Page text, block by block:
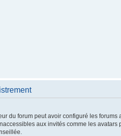
du forum peut avoir configuré les
aux invités comme les